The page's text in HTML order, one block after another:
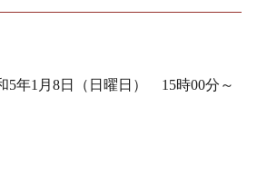
1月8日（日曜日） 15時00分～